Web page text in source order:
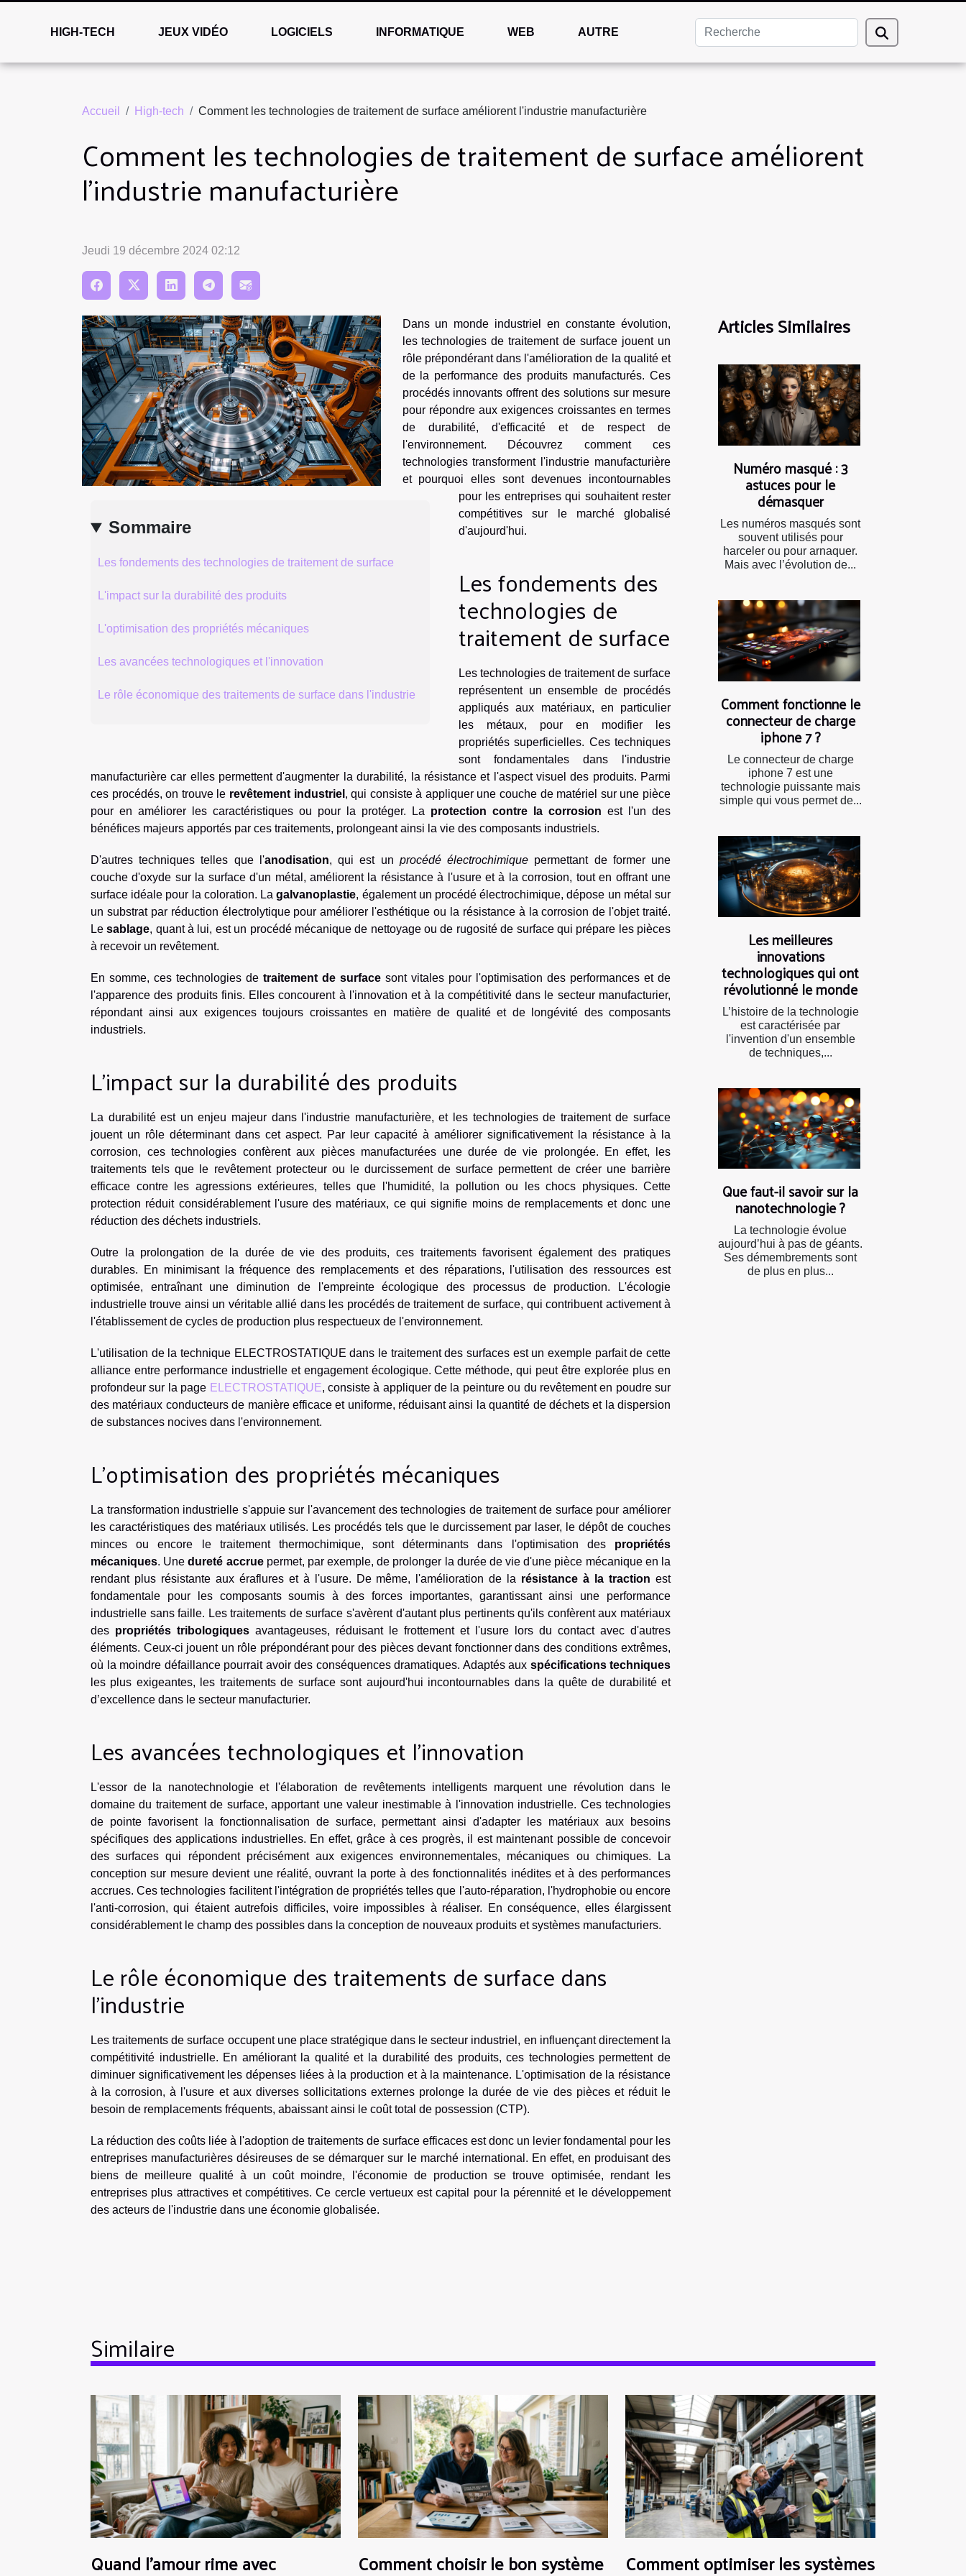
HIGH-TECH JEUX VIDÉO LOGICIELS INFORMATIQUE WEB AUTRE
Accueil High-tech Comment les technologies de traitement de surface améliorent l'industrie manufacturière
Comment les technologies de traitement de surface améliorent
l'industrie manufacturière
Jeudi 19 décembre 2024 02:12
Sommaire
Les fondements des technologies de traitement de surface
L'impact sur la durabilité des produits
L'optimisation des propriétés mécaniques
Les avancées technologiques et l'innovation
Le rôle économique des traitements de surface dans l'industrie
Dans un monde industriel en constante évolution,
les technologies de traitement de surface jouent un
rôle prépondérant dans l'amélioration de la qualité et
de la performance des produits manufacturés. Ces
procédés innovants offrent des solutions sur mesure
pour répondre aux exigences croissantes en termes
de durabilité, d'efficacité et de respect de
l'environnement. Découvrez comment ces
technologies transforment l'industrie manufacturière
et pourquoi elles sont devenues incontournables
pour les entreprises qui souhaitent rester
compétitives sur le marché globalisé
d'aujourd'hui.
Les fondements des
technologies de
traitement de surface
Les technologies de traitement de surface
représentent un ensemble de procédés
appliqués aux matériaux, en particulier
les métaux, pour en modifier les
propriétés superficielles. Ces techniques
sont fondamentales dans l'industrie
manufacturière car elles permettent d'augmenter la durabilité, la résistance et l'aspect visuel des produits. Parmi
ces procédés, on trouve le revêtement industriel , qui consiste à appliquer une couche de matériel sur une pièce
pour en améliorer les caractéristiques ou pour la protéger. La protection contre la corrosion est l'un des
bénéfices majeurs apportés par ces traitements, prolongeant ainsi la vie des composants industriels.
D'autres techniques telles que l'anodisation, qui est un procédé électrochimique permettant de former une
couche d'oxyde sur la surface d'un métal, améliorent la résistance à l'usure et à la corrosion, tout en offrant une
surface idéale pour la coloration. Lagalvanoplastie, également un procédé électrochimique, dépose un métal sur
un substrat par réduction électrolytique pour améliorer l'esthétique ou la résistance à la corrosion de l'objet traité.
Lesablage, quant à lui, est un procédé mécanique de nettoyage ou de rugosité de surface qui prépare les pièces
à recevoir un revêtement.
En somme, ces technologies de traitement de surface sont vitales pour l'optimisation des performances et de
l'apparence des produits finis. Elles concourent à l'innovation et à la compétitivité dans le secteur manufacturier,
répondant ainsi aux exigences toujours croissantes en matière de qualité et de longévité des composants
industriels.
L'impact sur la durabilité des produits
La durabilité est un enjeu majeur dans l'industrie manufacturière, et les technologies de traitement de surface
jouent un rôle déterminant dans cet aspect. Par leur capacité à améliorer significativement la résistance à la
corrosion, ces technologies confèrent aux pièces manufacturées une durée de vie prolongée. En effet, les
traitements tels que le revêtement protecteur ou le durcissement de surface permettent de créer une barrière
efficace contre les agressions extérieures, telles que l'humidité, la pollution ou les chocs physiques. Cette
protection réduit considérablement l'usure des matériaux, ce qui signifie moins de remplacements et donc une
réduction des déchets industriels.
Outre la prolongation de la durée de vie des produits, ces traitements favorisent également des pratiques
durables. En minimisant la fréquence des remplacements et des réparations, l'utilisation des ressources est
optimisée, entraînant une diminution de l'empreinte écologique des processus de production. L'écologie
industrielle trouve ainsi un véritable allié dans les procédés de traitement de surface, qui contribuent activement à
l'établissement de cycles de production plus respectueux de l'environnement.
L'utilisation de la technique ELECTROSTATIQUE dans le traitement des surfaces est un exemple parfait de cette
alliance entre performance industrielle et engagement écologique. Cette méthode, qui peut être explorée plus en
profondeur sur la page ELECTROSTATIQUE, consiste à appliquer de la peinture ou du revêtement en poudre sur
des matériaux conducteurs de manière efficace et uniforme, réduisant ainsi la quantité de déchets et la dispersion
de substances nocives dans l'environnement.
L'optimisation des propriétés mécaniques
La transformation industrielle s'appuie sur l'avancement des technologies de traitement de surface pour améliorer
les caractéristiques des matériaux utilisés. Les procédés tels que le durcissement par laser, le dépôt de couches
minces ou encore le traitement thermochimique, sont déterminants dans l'optimisation des propriétés
mécaniques. Unedureté accruepermet, par exemple, de prolonger la durée de vie d'une pièce mécanique en la
rendant plus résistante aux éraflures et à l'usure. De même, l'amélioration de la résistance à la traction est
fondamentale pour les composants soumis à des forces importantes, garantissant ainsi une performance
industrielle sans faille. Les traitements de surface s'avèrent d'autant plus pertinents qu'ils confèrent aux matériaux
des propriétés tribologiques avantageuses, réduisant le frottement et l'usure lors du contact avec d'autres
éléments. Ceux-ci jouent un rôle prépondérant pour des pièces devant fonctionner dans des conditions extrêmes,
où la moindre défaillance pourrait avoir des conséquences dramatiques. Adaptés aux spécifications techniques
les plus exigeantes, les traitements de surface sont aujourd'hui incontournables dans la quête de durabilité et
d’excellence dans le secteur manufacturier.
Les avancées technologiques et l'innovation
L'essor de la nanotechnologie et l'élaboration de revêtements intelligents marquent une révolution dans le
domaine du traitement de surface, apportant une valeur inestimable à l'innovation industrielle. Ces technologies
de pointe favorisent la fonctionnalisation de surface, permettant ainsi d'adapter les matériaux aux besoins
spécifiques des applications industrielles. En effet, grâce à ces progrès, il est maintenant possible de concevoir
des surfaces qui répondent précisément aux exigences environnementales, mécaniques ou chimiques. La
conception sur mesure devient une réalité, ouvrant la porte à des fonctionnalités inédites et à des performances
accrues. Ces technologies facilitent l'intégration de propriétés telles que l'auto-réparation, l'hydrophobie ou encore
l'anti-corrosion, qui étaient autrefois difficiles, voire impossibles à réaliser. En conséquence, elles élargissent
considérablement le champ des possibles dans la conception de nouveaux produits et systèmes manufacturiers.
Le rôle économique des traitements de surface dans
l'industrie
Les traitements de surface occupent une place stratégique dans le secteur industriel, en influençant directement la
compétitivité industrielle. En améliorant la qualité et la durabilité des produits, ces technologies permettent de
diminuer significativement les dépenses liées à la production et à la maintenance. L'optimisation de la résistance
à la corrosion, à l'usure et aux diverses sollicitations externes prolonge la durée de vie des pièces et réduit le
besoin de remplacements fréquents, abaissant ainsi le coût total de possession (CTP).
La réduction des coûts liée à l'adoption de traitements de surface efficaces est donc un levier fondamental pour les
entreprises manufacturières désireuses de se démarquer sur le marché international. En effet, en produisant des
biens de meilleure qualité à un coût moindre, l'économie de production se trouve optimisée, rendant les
entreprises plus attractives et compétitives. Ce cercle vertueux est capital pour la pérennité et le développement
des acteurs de l'industrie dans une économie globalisée.
Articles Similaires
Numéro masqué : 3
astuces pour le
démasquer
Les numéros masqués sont
souvent utilisés pour
harceler ou pour arnaquer.
Mais avec l’évolution de...
Comment fonctionne le
connecteur de charge
iphone 7 ?
Le connecteur de charge
iphone 7 est une
technologie puissante mais
simple qui vous permet de...
Les meilleures
innovations
technologiques qui ont
révolutionné le monde
L’histoire de la technologie
est caractérisée par
l'invention d'un ensemble
de techniques,...
Que faut-il savoir sur la
nanotechnologie ?
La technologie évolue
aujourd’hui à pas de géants.
Ses démembrements sont
de plus en plus...
Similaire
Quand l’amour rime avec Comment choisir le bon système Comment optimiser les systèmes